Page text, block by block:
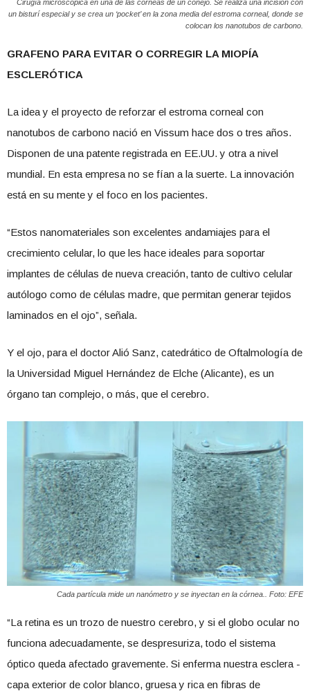
Cirugía microscópica en una de las córneas de un conejo. Se realiza una incisión con
un bisturí especial y se crea un ‘pocket’ en la zona media del estroma corneal, donde se
colocan los nanotubos de carbono.
GRAFENO PARA EVITAR O CORREGIR LA MIOPÍA
ESCLERÓTICA
La idea y el proyecto de reforzar el estroma corneal con
nanotubos de carbono nació en Vissum hace dos o tres años.
Disponen de una patente registrada en EE.UU. y otra a nivel
mundial. En esta empresa no se fían a la suerte. La innovación
está en su mente y el foco en los pacientes.
“Estos nanomateriales son excelentes andamiajes para el
crecimiento celular, lo que les hace ideales para soportar
implantes de células de nueva creación, tanto de cultivo celular
autólogo como de células madre, que permitan generar tejidos
laminados en el ojo”, señala.
Y el ojo, para el doctor Alió Sanz, catedrático de Oftalmología de
la Universidad Miguel Hernández de Elche (Alicante), es un
órgano tan complejo, o más, que el cerebro.
Cada partícula mide un nanómetro y se inyectan en la córnea.. Foto: EFE
“La retina es un trozo de nuestro cerebro, y si el globo ocular no
funciona adecuadamente, se despresuriza, todo el sistema
óptico queda afectado gravemente. Si enferma nuestra esclera -
capa exterior de color blanco, gruesa y rica en fibras de